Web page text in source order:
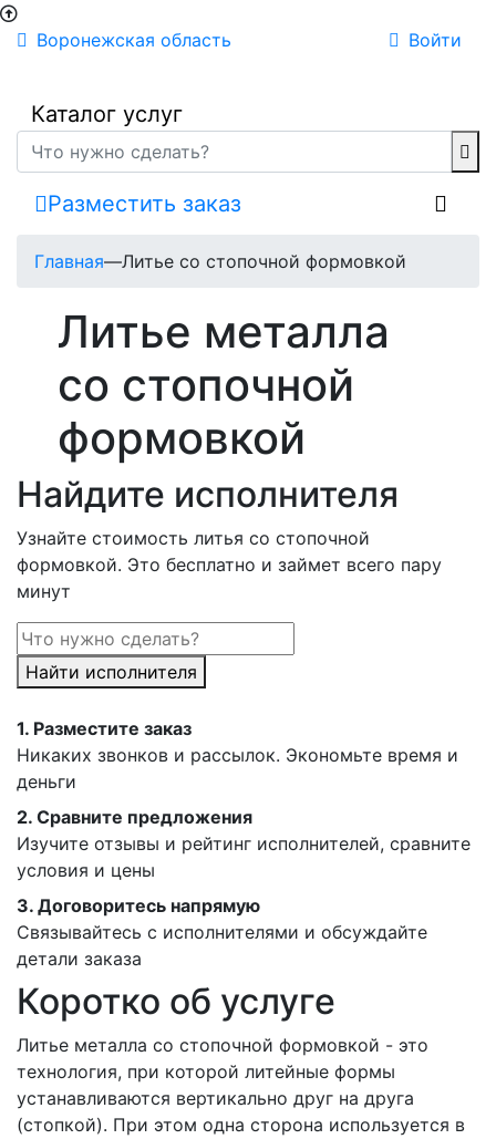
Воронежская область Войти
Каталог услуг
Разместить заказ
Главная—Литье со стопочной формовкой
Литье металла
со стопочной
формовкой
Найдите исполнителя
Узнайте стоимость литья со стопочной
формовкой. Это бесплатно и займет всего пару
минут
Найти исполнителя
1. Разместите заказ
Никаких звонков и рассылок. Экономьте время и
деньги
2. Сравните предложения
Изучите отзывы и рейтинг исполнителей, сравните
условия и цены
3. Договоритесь напрямую
Связывайтесь с исполнителями и обсуждайте
детали заказа
Коротко об услуге
Литье металла со стопочной формовкой - это
технология, при которой литейные формы
устанавливаются вертикально друг на друга
(стопкой). При этом одна сторона используется в